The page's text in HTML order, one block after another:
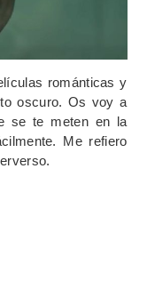
románticas y
oscuro. Os voy a
se te meten en la
Me refiero